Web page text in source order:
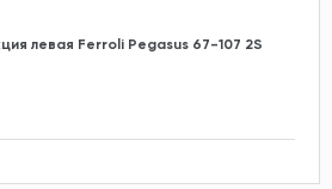
левая Ferroli Pegasus 67-107 2S